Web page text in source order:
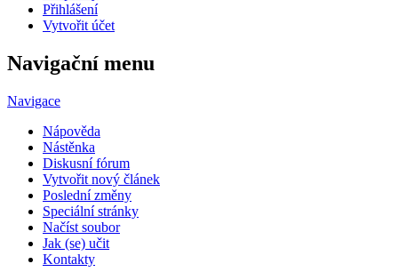
Přihlášení
Vytvořit účet
Navigační menu
Navigace
Nápověda
Nástěnka
Diskusní fórum
Vytvořit nový článek
Poslední změny
Speciální stránky
Načíst soubor
Jak (se) učit
Kontakty